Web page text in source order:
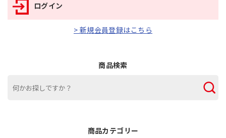
ログイン
> 新規会員登録はこちら
商品検索
商品カテゴリー